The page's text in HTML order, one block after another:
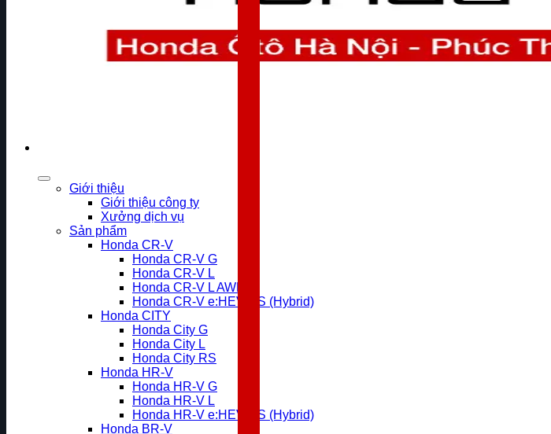
Giới thiệu
Giới thiệu công ty
Xưởng dịch vụ
Sản phẩm
Honda CR-V
Honda CR-V G
Honda CR-V L
Honda CR-V L AWD
Honda CR-V e:HEV RS (Hybrid)
Honda CITY
Honda City G
Honda City L
Honda City RS
Honda HR-V
Honda HR-V G
Honda HR-V L
Honda HR-V e:HEV RS (Hybrid)
Honda BR-V